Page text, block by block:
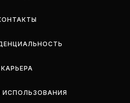
КАРЬЕРА
ИСПОЛЬЗОВАНИЯ